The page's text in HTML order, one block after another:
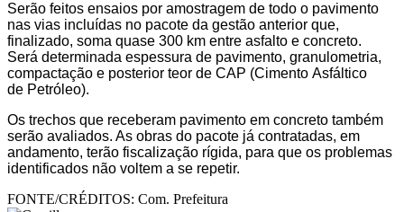
Serão feitos ensaios por amostragem de todo o pavimento
nas vias incluídas no pacote da gestão anterior que,
finalizado, soma quase 300 km entre asfalto e concreto.
Será determinada espessura de pavimento, granulometria,
compactação e posterior teor de CAP (Cimento Asfáltico
de Petróleo).
Os trechos que receberam pavimento em concreto também
serão avaliados. As obras do pacote já contratadas, em
andamento, terão fiscalização rígida, para que os problemas
identificados não voltem a se repetir.
FONTE/CRÉDITOS: Com. Prefeitura